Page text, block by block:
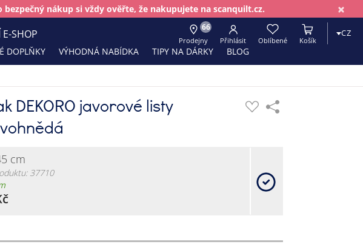
×
bezpečný nákup si vždy ověřte, že nakupujete na scanquilt.cz.
DOPLŇKY VÝHODNÁ NABÍDKA TIPY NA DÁRKY BLOG
66
Prodejny Přihlásit Oblíbené Košík
CZ
SHOP
DEKORO javorové listy
cm
37710